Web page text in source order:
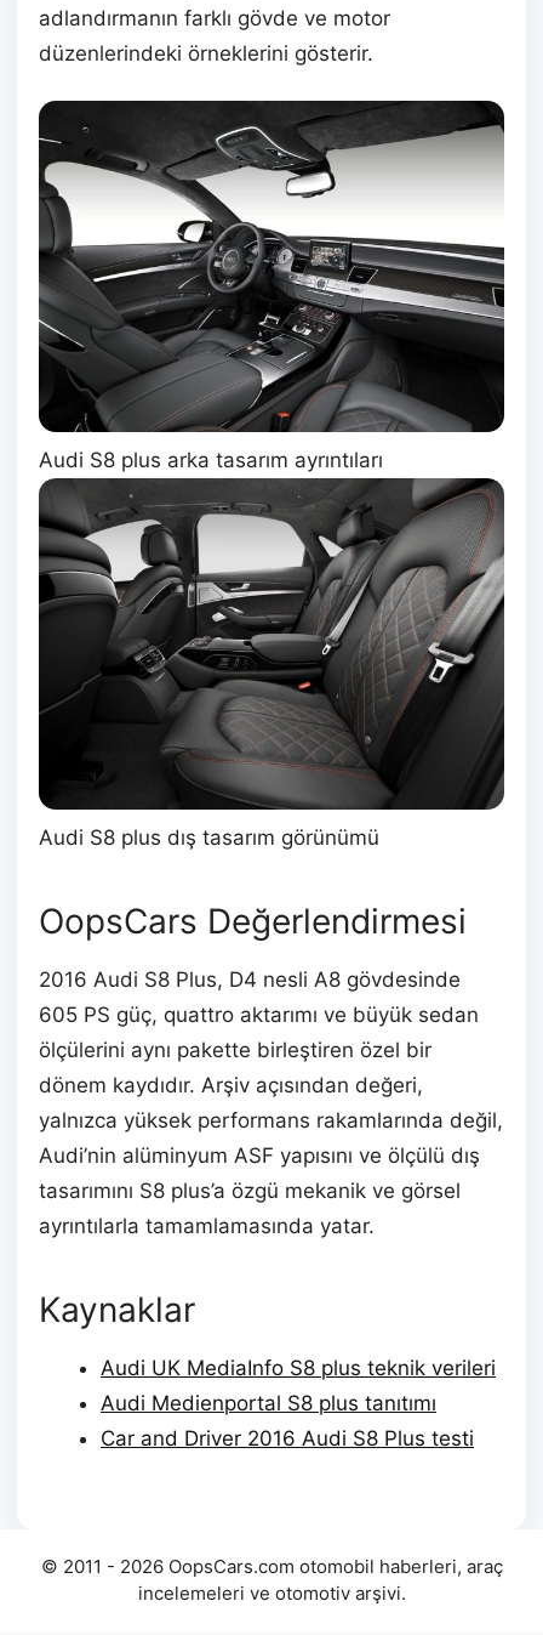
adlandırmanın farklı gövde ve motor
düzenlerindeki örneklerini gösterir.
Audi S8 plus arka tasarım ayrıntıları
Audi S8 plus dış tasarım görünümü
OopsCars Değerlendirmesi
2016 Audi S8 Plus, D4 nesli A8 gövdesinde
605 PS güç, quattro aktarımı ve büyük sedan
ölçülerini aynı pakette birleştiren özel bir
dönem kaydıdır. Arşiv açısından değeri,
yalnızca yüksek performans rakamlarında değil,
Audi’nin alüminyum ASF yapısını ve ölçülü dış
tasarımını S8 plus’a özgü mekanik ve görsel
ayrıntılarla tamamlamasında yatar.
Kaynaklar
Audi UK MediaInfo S8 plus teknik verileri
Audi Medienportal S8 plus tanıtımı
Car and Driver 2016 Audi S8 Plus testi
© 2011 - 2026 OopsCars.com otomobil haberleri, araç
incelemeleri ve otomotiv arşivi.